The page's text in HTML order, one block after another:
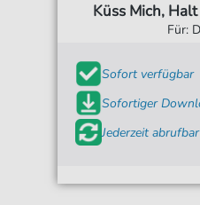
Küss Mich,
Für:
Sofort verfügbar
Sofortiger
Jederzeit abrufbar